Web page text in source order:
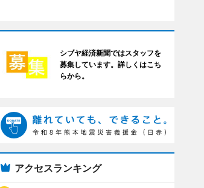
シブヤ経済新聞ではスタッフを
募集しています。詳しくはこち
らから。
アクセスランキング